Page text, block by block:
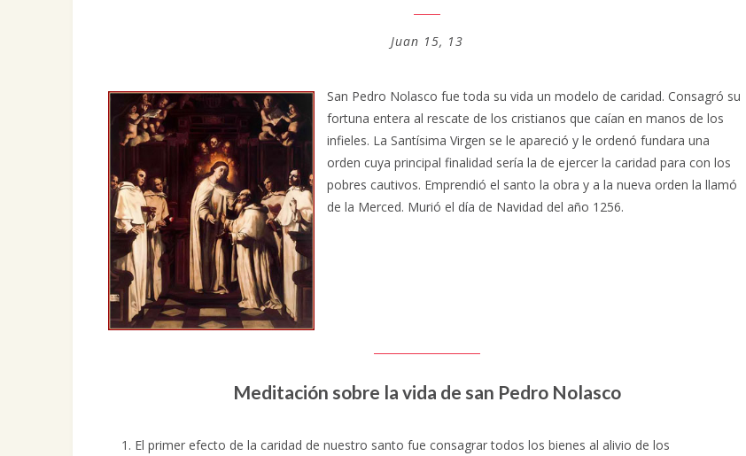
Juan 15, 13
San Pedro Nolasco fue toda su vida un modelo de caridad. Consagró su
fortuna entera al rescate de los cristianos que caían en manos de los
infieles. La Santísima Virgen se le apareció y le ordenó fundara una
orden cuya principal finalidad sería la de ejercer la caridad para con los
pobres cautivos. Emprendió el santo la obra y a la nueva orden la llamó
de la Merced. Murió el día de Navidad del año 1256.
Meditación sobre la vida de san Pedro Nolasco
El primer efecto de la caridad de nuestro santo fue consagrar todos los bienes al alivio de los